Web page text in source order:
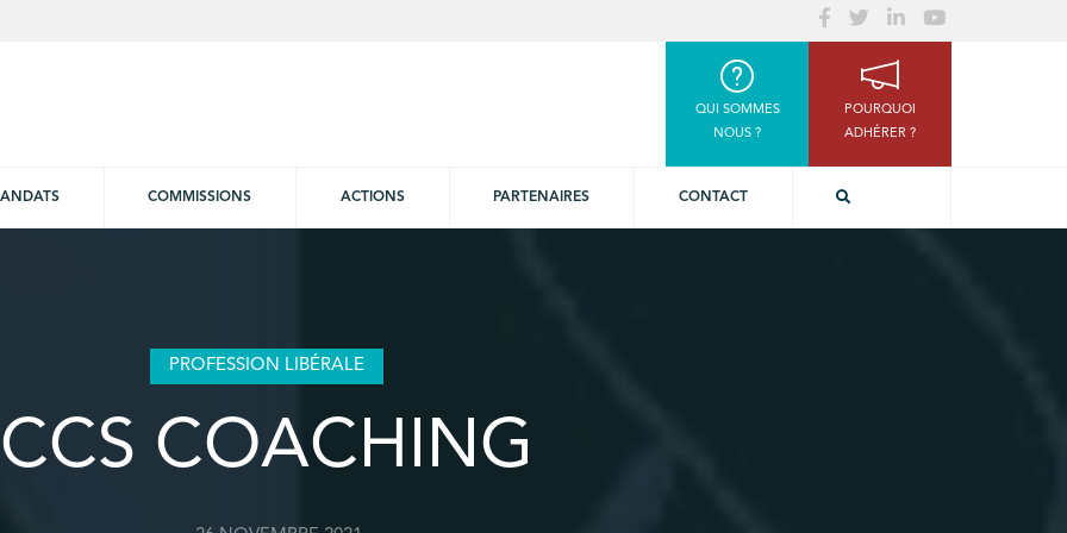
QUI SOMMES
NOUS ?
POURQUOI
ADHÉRER ?
COMMISSIONS ACTIONS PARTENAIRES CONTACT
PROFESSION LIBÉRALE
CCS COACHING